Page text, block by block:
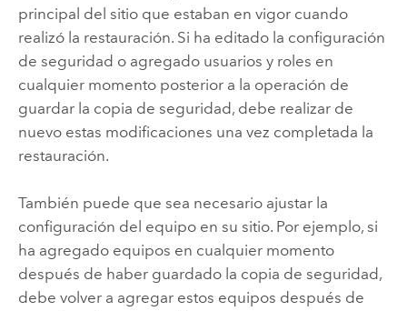
principal del sitio que estaban en vigor cuando
realizó la restauración. Si ha editado la configuración
de seguridad o agregado usuarios y roles en
cualquier momento posterior a la operación de
guardar la copia de seguridad, debe realizar de
nuevo estas modificaciones una vez completada la
restauración.
También puede que sea necesario ajustar la
configuración del equipo en su sitio. Por ejemplo, si
ha agregado equipos en cualquier momento
después de haber guardado la copia de seguridad,
debe volver a agregar estos equipos después de